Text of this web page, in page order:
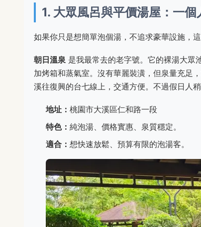
1. 大眾風呂與平價湯屋：一
如果你只是想簡單泡個湯，不追求豪華設施，
朝日溫泉 是我最常去的老字號。它的裸湯大眾
加烤箱和蒸氣室。沒有華麗裝潢，但泉量充足
溪往復興的台七線上，交通方便。不過假日人稍
地址： 桃園市大溪區仁和路一段
特色： 純泡湯、價格實惠、泉質穩定。
適合： 想快速放鬆、預算有限的泡湯客。